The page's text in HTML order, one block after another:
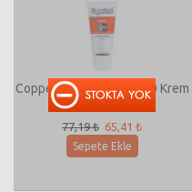
Coppertone Forte SPF 50 Krem
77,19 ₺ 65,41 ₺
Sepete Ekle